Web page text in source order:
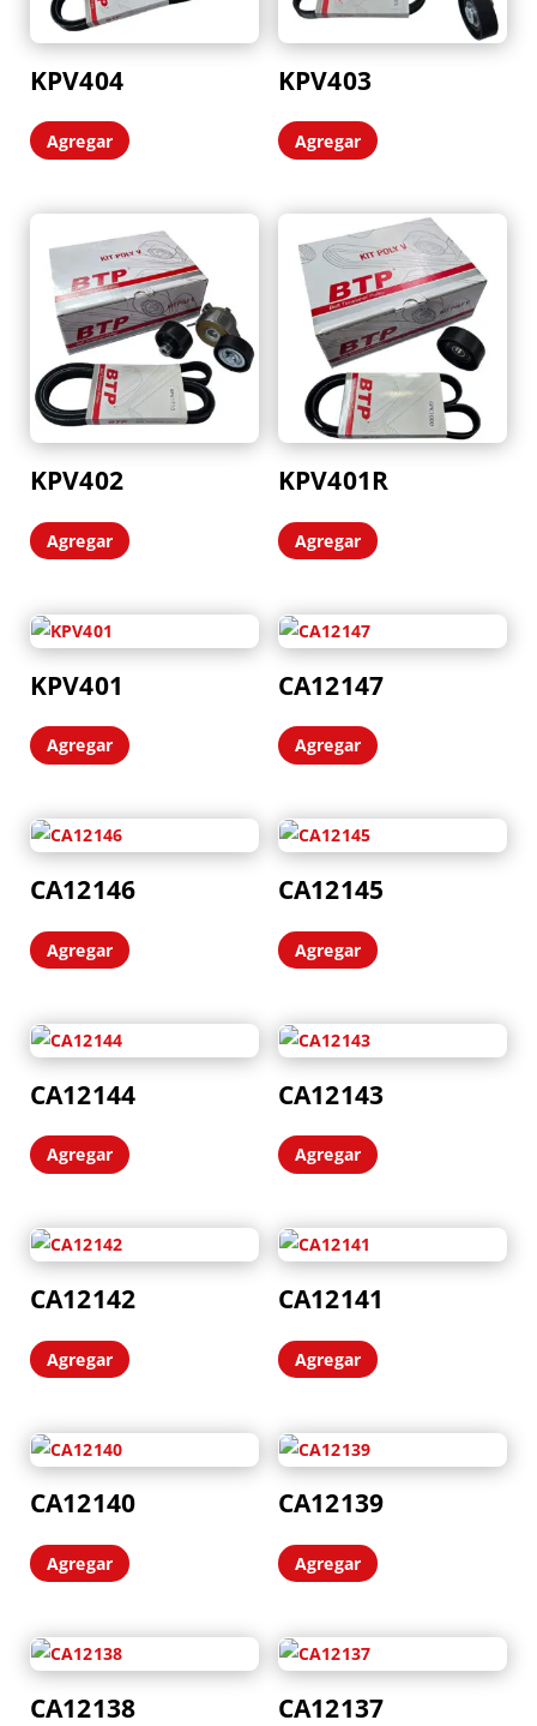
KPV404
Agregar
KPV403
Agregar
KPV402
Agregar
KPV401R
Agregar
KPV401
Agregar
CA12147
Agregar
CA12146
Agregar
CA12145
Agregar
CA12144
Agregar
CA12143
Agregar
CA12142
Agregar
CA12141
Agregar
CA12140
Agregar
CA12139
Agregar
CA12138 CA12137